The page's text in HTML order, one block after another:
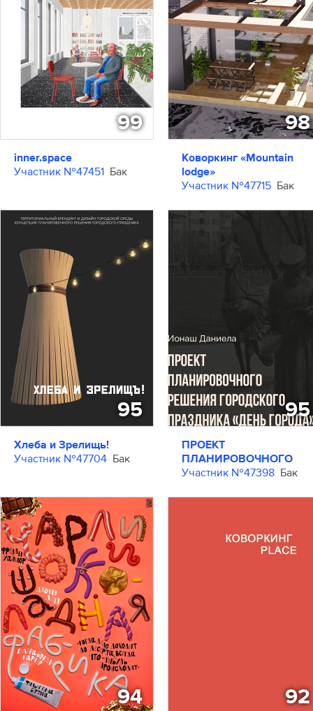
99
inner.space
Участник №47451 Бак
98
Коворкинг «Mountain
lodge»
Участник №47715 Бак
95
Хлеба и Зрелищь!
Участник №47704 Бак
95
ПРОЕКТ
ПЛАНИРОВОЧНОГО
РЕШЕНИЯ ГОРОДСКОГО
ГОРОДА»
Участник №47398 Бак
94 92